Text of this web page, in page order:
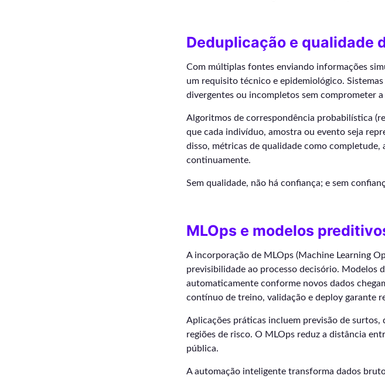
Deduplicação e qualidade
Com múltiplas fontes enviando informações
um requisito técnico e epidemiológico.
divergentes ou incompletos sem comprometer
Algoritmos de correspondência probabilística
que cada indivíduo, amostra ou evento seja
disso, métricas de qualidade como
continuamente.
Sem qualidade, não há confiança; e sem
MLOps e modelos
A incorporação de MLOps (Machine Learning
previsibilidade ao processo decisório. Modelos
automaticamente conforme novos dados
contínuo de treino, validação e deploy garante
Aplicações práticas incluem previsão de surtos,
regiões de risco. O MLOps reduz a distância
pública.
A automação inteligente transforma dados